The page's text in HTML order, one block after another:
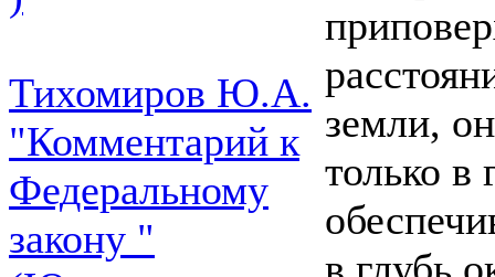
Тихомиров Ю.А.
"Комментарий к
Федеральному
закону "
земли,
только в